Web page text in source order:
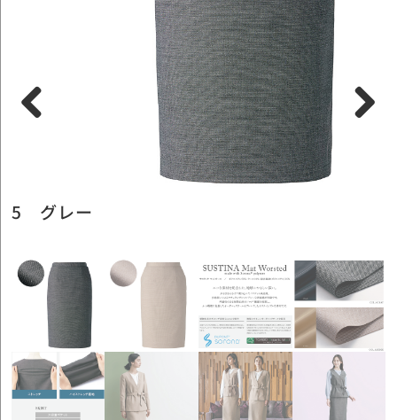
5 グレー